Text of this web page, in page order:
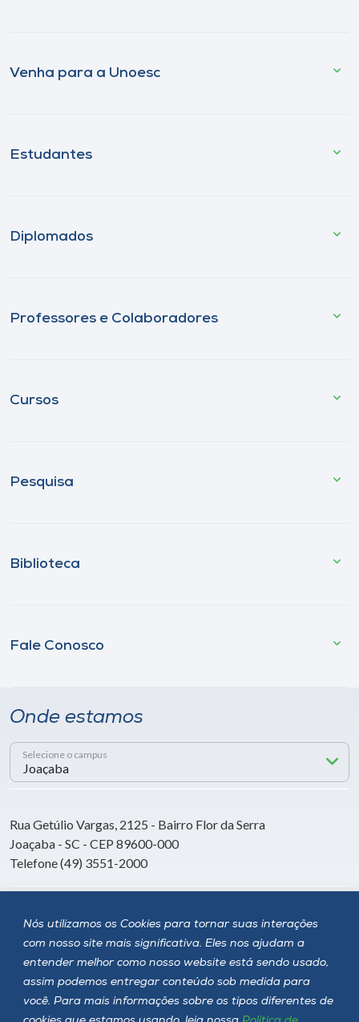
Nós utilizamos os Cookies para tornar suas interações
com nosso site mais significativa. Eles nos ajudam a
entender melhor como nosso website está sendo usado,
assim podemos entregar conteúdo sob medida para
você. Para mais informações sobre os tipos diferentes de
Venha para a Unoesc
Estudantes
Diplomados
Professores e Colaboradores
Cursos
Pesquisa
Biblioteca
Fale Conosco
Onde estamos
Selecione o campus
Rua Getúlio Vargas, 2125 - Bairro Flor da Serra
Joaçaba - SC - CEP 89600-000
Telefone (49) 3551-2000
Siga a Unoesc